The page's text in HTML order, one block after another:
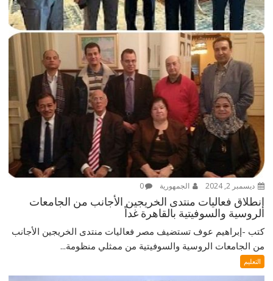
ديسمبر 2, 2024 الجمهورية 0
إنطلاق فعاليات منتدى الخريجين الأجانب من الجامعات
الروسية والسوفيتية بالقاهرة غداً
كتب -إبراهيم عوف تستضيف مصر فعاليات منتدى الخريجين الأجانب
من الجامعات الروسية والسوفيتية من ممثلي منظومة...
التعليم